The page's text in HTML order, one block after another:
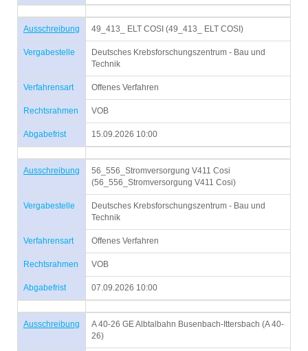
Ausschreibung 49_413_ ELT COSI (49_413_ ELT COSI)
Vergabestelle
Deutsches Krebsforschungszentrum - Bau und
Technik
Verfahrensart Offenes Verfahren
Rechtsrahmen VOB
Abgabefrist 15.09.2026 10:00
Ausschreibung
56_556_Stromversorgung V411 Cosi
(56_556_Stromversorgung V411 Cosi)
Vergabestelle
Deutsches Krebsforschungszentrum - Bau und
Technik
Verfahrensart Offenes Verfahren
Rechtsrahmen VOB
Abgabefrist 07.09.2026 10:00
Ausschreibung
A 40-26 GE Albtalbahn Busenbach-Ittersbach (A 40-
26)